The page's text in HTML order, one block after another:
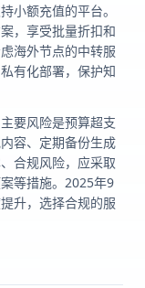
小额充值的平台。
，享受批量折扣和
海外节点的中转服
有化部署，保护知
要风险是预算超支
容、定期备份生成
合规风险，应采取
等措施。2025年9
升，选择合规的服